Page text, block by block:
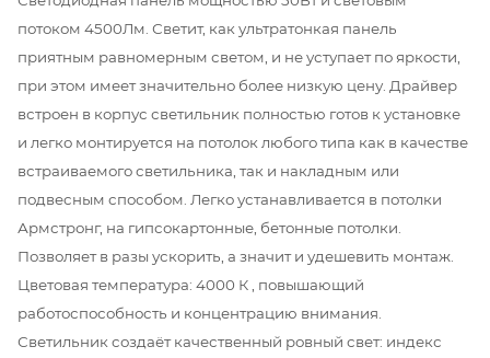
потоком 4500Лм. Светит, как ультратонкая панель
приятным равномерным светом, и не уступает по яркости,
при этом имеет значительно более низкую цену. Драйвер
встроен в корпус светильник полностью готов к установке
и легко монтируется на потолок любого типа как в качестве
встраиваемого светильника, так и накладным или
подвесным способом. Легко устанавливается в потолки
Армстронг, на гипсокартонные, бетонные потолки.
Позволяет в разы ускорить, а значит и удешевить монтаж.
Цветовая температура: 4000 К , повышающий
работоспособность и концентрацию внимания.
Светильник создаёт качественный ровный свет: индекс